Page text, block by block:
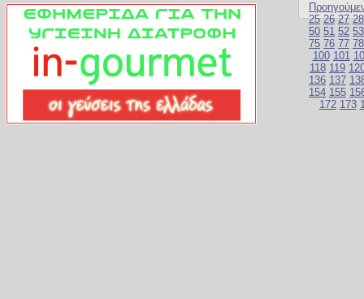
25 26 27 28
50 51 52 53
75 76 77 78
100 101
118 119
136 137
154 155
172 173